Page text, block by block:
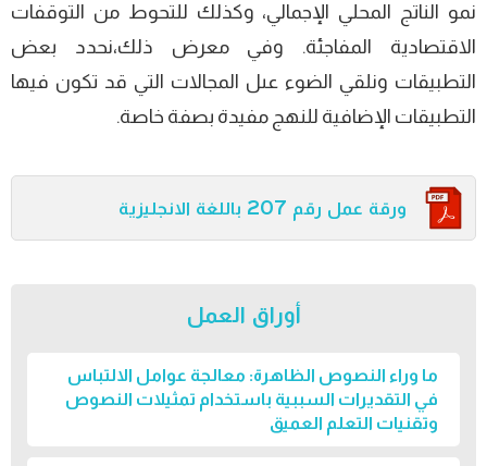
نمو الناتج المحلي الإجمالي، وكذلك للتحوط من التوقفات
الاقتصادية المفاجئة. وفي معرض ذلك،نحدد بعض
التطبيقات ونلقي الضوء عىل المجالات التي قد تكون فيها
التطبيقات الإضافية للنهج مفيدة بصفة خاصة.
ورقة عمل رقم 207 باللغة الانجليزية
أوراق العمل
ما وراء النصوص الظاهرة: معالجة عوامل الالتباس
في التقديرات السببية باستخدام تمثيلات النصوص
وتقنيات التعلم العميق